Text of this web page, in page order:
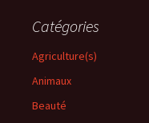
Catégories
Agriculture(s)
Animaux
Beauté